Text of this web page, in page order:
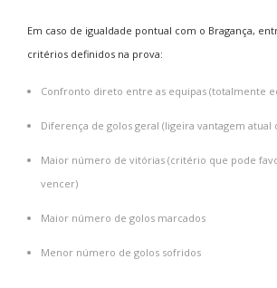
Em caso de igualdade pontual com o Bragança,
critérios definidos na prova:
Confronto direto entre as equipas (totalmente
Diferença de golos geral (ligeira vantagem atual
Maior número de vitórias (critério que pode
vencer)
Maior número de golos marcados
Menor número de golos sofridos